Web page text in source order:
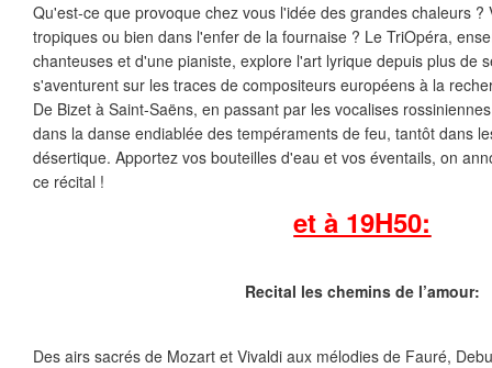
Qu'est-ce que provoque chez vous l'idée des grandes chaleurs ?
tropiques ou bien dans l'enfer de la fournaise ? Le TriOpéra,
chanteuses et d'une pianiste, explore l'art lyrique depuis plus de
s'aventurent sur les traces de compositeurs européens à la
De Bizet à Saint-Saëns, en passant par les vocalises
dans la danse endiablée des tempéraments de feu, tantôt dans
désertique. Apportez vos bouteilles d'eau et vos éventails, on
ce récital !
et à 19H50:
Recital les chemins de l’amour:
Des airs sacrés de Mozart et Vivaldi aux mélodies de Fauré,